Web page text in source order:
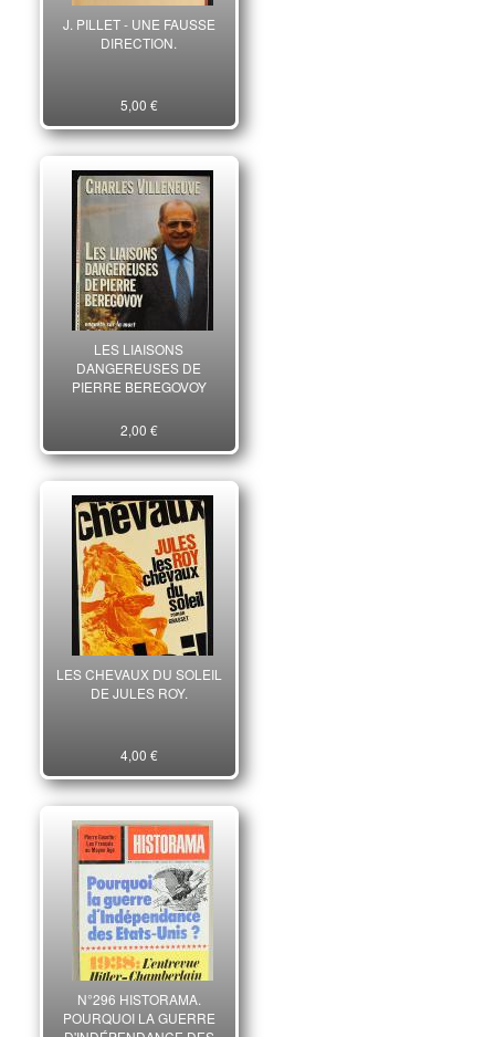
J. PILLET - UNE FAUSSE
DIRECTION.
5,00 €
LES LIAISONS
DANGEREUSES DE
PIERRE BEREGOVOY
2,00 €
LES CHEVAUX DU SOLEIL
DE JULES ROY.
4,00 €
N°296 HISTORAMA.
POURQUOI LA GUERRE